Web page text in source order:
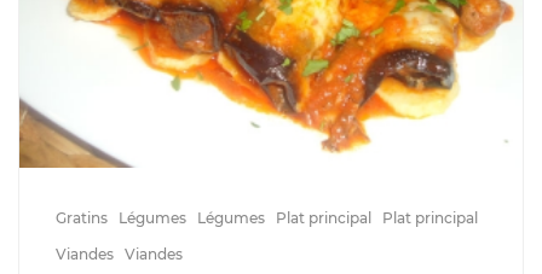
Gratins Légumes Légumes Plat principal
Plat principal
Viandes Viandes